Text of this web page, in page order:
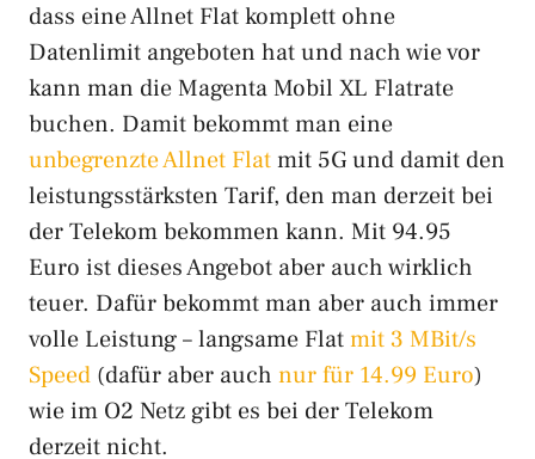
dass eine Allnet Flat komplett ohne
Datenlimit angeboten hat und nach wie vor
kann man die Magenta Mobil XL Flatrate
buchen. Damit bekommt man eine
unbegrenzte Allnet Flatmit 5G und damit den
leistungsstärksten Tarif, den man derzeit bei
der Telekom bekommen kann. Mit 94.95
Euro ist dieses Angebot aber auch wirklich
teuer. Dafür bekommt man aber auch immer
volle Leistung – langsame Flatmit 3 MBit/s
Speed (dafür aber auch nur für 14.99 Euro)
wie im O2 Netz gibt es bei der Telekom
derzeit nicht.